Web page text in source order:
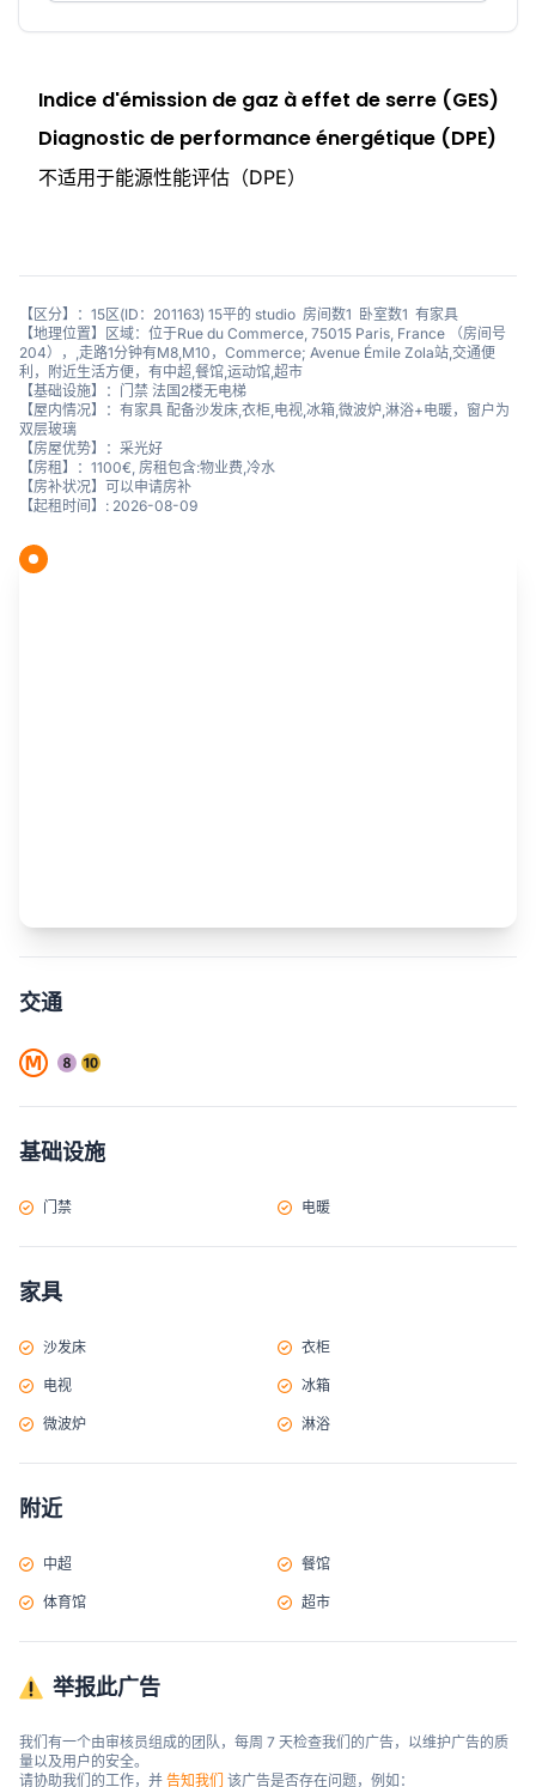
Indice d'émission de gaz à effet de serre (GES)
Diagnostic de performance énergétique (DPE)
不适用于能源性能评估（DPE）
【区分】：15区(ID：201163) 15平的 studio 房间数1 卧室数1 有家具
【地理位置】区域：位于Rue du Commerce, 75015 Paris, France （房间号
204），,走路1分钟有M8,M10，Commerce; Avenue Émile Zola站,交通便
利，附近生活方便，有中超,餐馆,运动馆,超市
【基础设施】：门禁 法国2楼无电梯
【屋内情况】：有家具 配备沙发床,衣柜,电视,冰箱,微波炉,淋浴+电暖，窗户为
双层玻璃
【房屋优势】：采光好
【房租】：1100€, 房租包含:物业费,冷水
【房补状况】可以申请房补
【起租时间】: 2026-08-09
交通
基础设施
门禁 电暖
家具
沙发床 衣柜
电视 冰箱
微波炉 淋浴
附近
中超 餐馆
体育馆 超市
举报此广告
我们有一个由审核员组成的团队，每周 7 天检查我们的广告，以维护广告的质
量以及用户的安全。
请协助我们的工作，并 告知我们 该广告是否存在问题，例如：